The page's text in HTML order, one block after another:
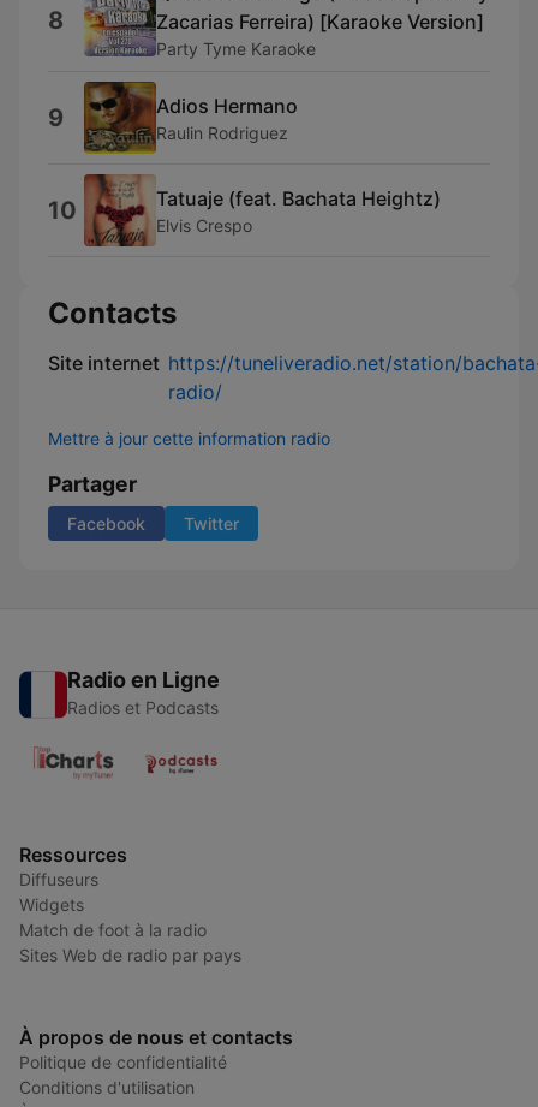
8
Zacarias Ferreira) [Karaoke Version]
Party Tyme Karaoke
9 Adios Hermano
Raulin Rodriguez
10 Tatuaje (feat. Bachata Heightz)
Elvis Crespo
Contacts
Site internet https://tuneliveradio.net/station/
radio/
Mettre à jour cette information radio
Partager
Facebook Twitter
Radio en Ligne
Radios et Podcasts
Ressources
Diffuseurs
Widgets
Match de foot à la radio
Sites Web de radio par pays
À propos de nous et contacts
Politique de confidentialité
Conditions d'utilisation